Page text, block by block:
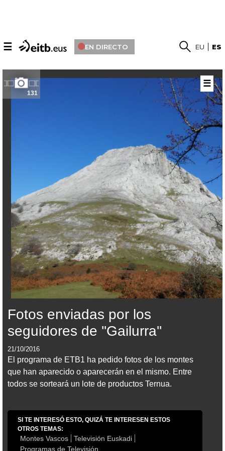
☰ EN DIRECTO EU ES
131
Fotos enviadas por los
seguidores de ''Gailurra''
21/10/2016
El programa de ETB1 ha pedido fotos de los montes
que han aparecido o aparecerán en el mismo. Entre
todos se sorteará un lote de productos Ternua.
SI TE INTERESÓ ESTO, QUIZÁ TE INTERESEN ESTOS
OTROS TEMAS:
Montes Vascos
Televisión Euskadi
Programas de Televisión
☰